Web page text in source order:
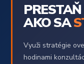
AKO SA
Využi stratégie
hodinami